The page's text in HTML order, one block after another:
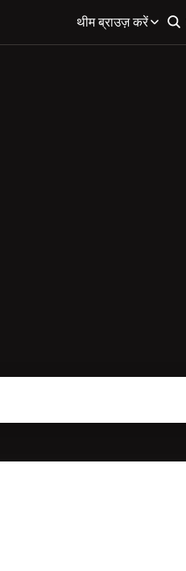
थीम ब्राउज़ करें